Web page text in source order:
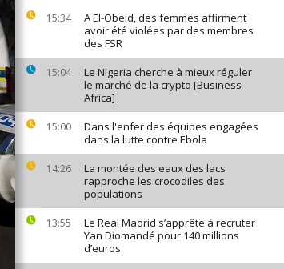
15:34
A El-Obeid, des femmes affirment
avoir été violées par des membres
des FSR
15:04
Le Nigeria cherche à mieux réguler
le marché de la crypto [Business
Africa]
15:00
Dans l'enfer des équipes engagées
dans la lutte contre Ebola
14:26
La montée des eaux des lacs
rapproche les crocodiles des
populations
13:55
Le Real Madrid s’apprête à recruter
Yan Diomandé pour 140 millions
d’euros